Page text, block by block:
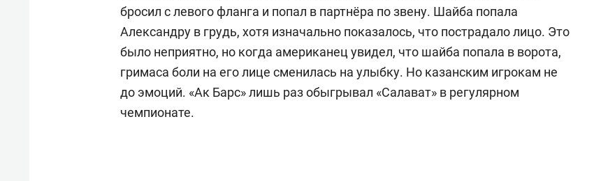
бросил с левого фланга и попал в партнёра по звену. Шайба попала
Александру в грудь, хотя изначально показалось, что пострадало лицо. Это
было неприятно, но когда американец увидел, что шайба попала в ворота,
гримаса боли на его лице сменилась на улыбку. Но казанским игрокам не
до эмоций. «Ак Барс» лишь раз обыгрывал «Салават» в регулярном
чемпионате.